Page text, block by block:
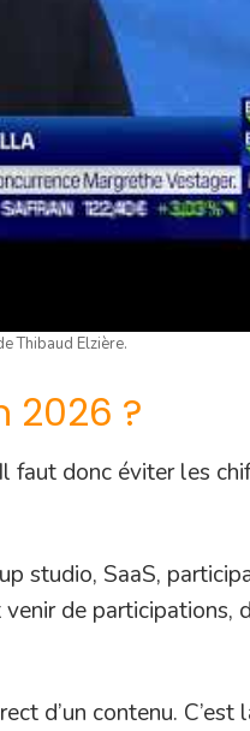
Thibaud Elzière.
2026 ?
faut donc éviter les
studio, SaaS,
de participations,
d’un contenu.